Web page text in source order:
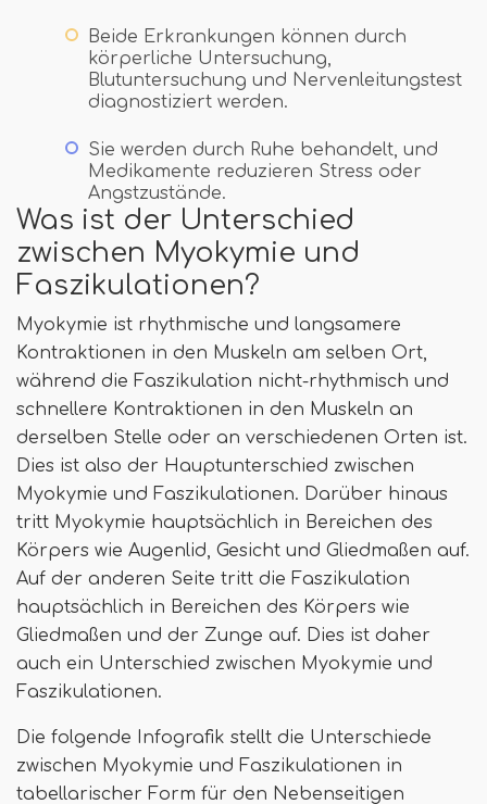
Beide Erkrankungen können durch
körperliche Untersuchung,
Blutuntersuchung und Nervenleitungstest
diagnostiziert werden.
Sie werden durch Ruhe behandelt, und
Medikamente reduzieren Stress oder
Angstzustände.
Was ist der Unterschied
zwischen Myokymie und
Faszikulationen?
Myokymie ist rhythmische und langsamere
Kontraktionen in den Muskeln am selben Ort,
während die Faszikulation nicht-rhythmisch und
schnellere Kontraktionen in den Muskeln an
derselben Stelle oder an verschiedenen Orten ist.
Dies ist also der Hauptunterschied zwischen
Myokymie und Faszikulationen. Darüber hinaus
tritt Myokymie hauptsächlich in Bereichen des
Körpers wie Augenlid, Gesicht und Gliedmaßen auf.
Auf der anderen Seite tritt die Faszikulation
hauptsächlich in Bereichen des Körpers wie
Gliedmaßen und der Zunge auf. Dies ist daher
auch ein Unterschied zwischen Myokymie und
Faszikulationen.
Die folgende Infografik stellt die Unterschiede
zwischen Myokymie und Faszikulationen in
tabellarischer Form für den Nebenseitigen